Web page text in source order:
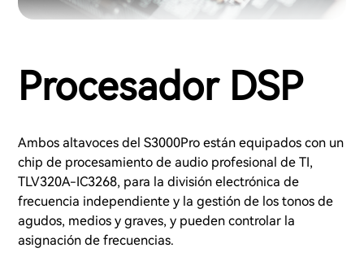
Procesador DSP
Ambos altavoces del S3000Pro están equipados con un
chip de procesamiento de audio profesional de TI,
TLV320A-IC3268, para la división electrónica de
frecuencia independiente y la gestión de los tonos de
agudos, medios y graves, y pueden controlar la
asignación de frecuencias.